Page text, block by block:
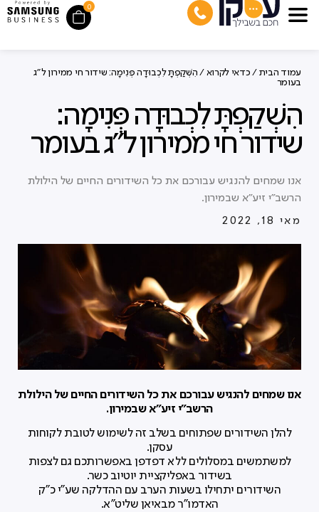
0
עמוד הבית / כדאי לקרוא / הִשְׁקַפְתָּ לִכְבוּדָה פְּנִימָה: שידור חי ממירון ל"ג
בעומר
הִשְׁקַפְתָּ לִכְבוּדָה פְּנִימָה:
שידור חי ממירון ל"ג בעומר
אנו שמחים להנגיש עבורכם את כל השידורים החיים של הילולת
הרשב"י זיע"א שבמירון.
מאי 18, 2022
אנו שמחים להנגיש עבורכם את כל השידורים החיים של הילולת
הרשב"י זיע"א שבמירון.
להלן השידורים שפתוחים בשלב זה לשימוש לטובת לקוחות
עסקן.
למשתמשים במסלולים ללא דפדפן באפשרותכם גם לצפות
בשידור באפליקציית יוטיוב כשר.
השידורים יתחילו בשעות הערב עם ההדלקה שע"י כ"ק
האדמו"ר מבאיאן שליט"א.